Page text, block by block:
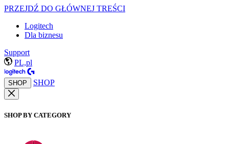
PRZEJDŹ DO GŁÓWNEJ TREŚCI
Logitech
Dla biznesu
Support
PL,pl
SHOP SHOP
SHOP BY CATEGORY